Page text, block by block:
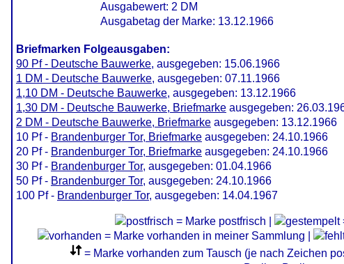
Ausgabewert: 2 DM
Ausgabetag der Marke: 13.12.1966
Briefmarken Folgeausgaben:
90 Pf - Deutsche Bauwerke, ausgegeben: 15.06.1966
1 DM - Deutsche Bauwerke, ausgegeben: 07.11.1966
1,10 DM - Deutsche Bauwerke, ausgegeben: 13.12.1966
1,30 DM - Deutsche Bauwerke, Briefmarke ausgegeben:
2 DM - Deutsche Bauwerke, Briefmarke ausgegeben: 13.12.1966
10 Pf - Brandenburger Tor, Briefmarke ausgegeben: 24.10.1966
20 Pf - Brandenburger Tor, Briefmarke ausgegeben: 24.10.1966
30 Pf - Brandenburger Tor, ausgegeben: 01.04.1966
50 Pf - Brandenburger Tor, ausgegeben: 24.10.1966
100 Pf - Brandenburger Tor, ausgegeben: 14.04.1967
= Marke postfrisch |
= Marke vorhanden in meiner Sammlung |
= Marke vorhanden zum Tausch (je nach Zeichen